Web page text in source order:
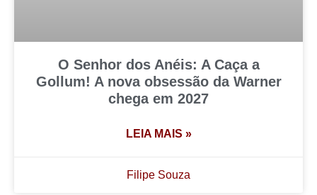
O Senhor dos Anéis: A Caça a
Gollum! A nova obsessão da Warner
chega em 2027
LEIA MAIS »
Filipe Souza